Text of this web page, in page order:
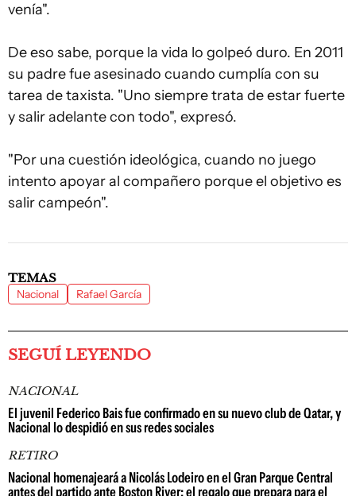
venía".
De eso sabe, porque la vida lo golpeó duro. En 2011
su padre fue asesinado cuando cumplía con su
tarea de taxista. "Uno siempre trata de estar fuerte
y salir adelante con todo", expresó.
"Por una cuestión ideológica, cuando no juego
intento apoyar al compañero porque el objetivo es
salir campeón".
TEMAS
Nacional Rafael García
SEGUÍ LEYENDO
NACIONAL
El juvenil Federico Bais fue confirmado en su nuevo club de Qatar, y
Nacional lo despidió en sus redes sociales
RETIRO
Nacional homenajeará a Nicolás Lodeiro en el Gran Parque Central
antes del partido ante Boston River: el regalo que prepara para el